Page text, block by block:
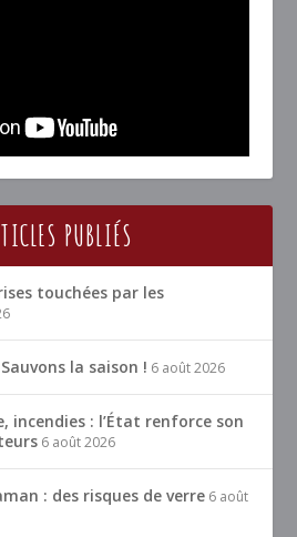
PUBLIÉS
touchées par les
la saison ! 6 août 2026
incendies : l’État renforce son
6 août 2026
: des risques de verre 6 août